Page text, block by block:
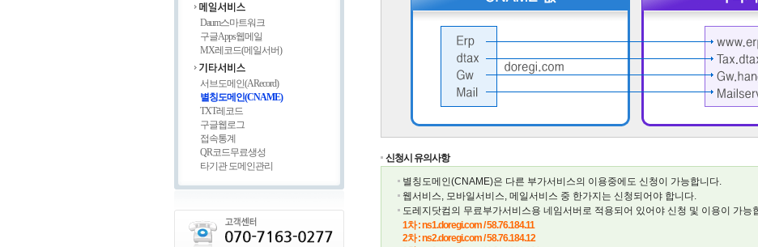
Daum스마트워크
구글Apps웹메일
MX레코드(메일서버)
서브도메인(ARecord)
별칭도메인(CNAME)
TXT레코드
구글웹로그
접속통계
QR코드무료생성
타기관 도메인관리
신청시 유의사항
별칭도메인(CNAME)은 다른 부가서비스의 이용중에도 신청이 가능합니다.
웹서비스, 모바일서비스, 메일서비스 중 한가지는 신청되어야 합니다.
도레지닷컴의 무료부가서비스용 네임서버로 적용되어 있어야 신청 및 이용이 가능
1차 : ns1.doregi.com / 58.76.184.11
2차 : ns2.doregi.com / 58.76.184.12